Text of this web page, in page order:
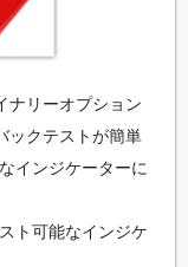
ナリーオプション
ックテストが簡単
インジケーターに
ト可能なインジケ